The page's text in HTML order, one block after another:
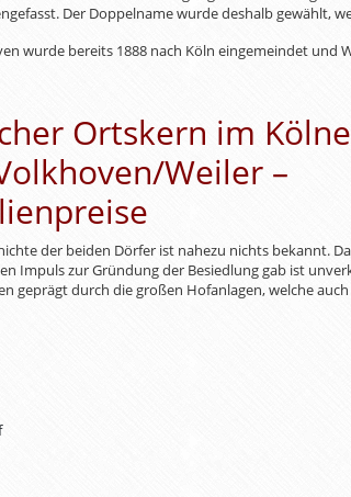
Der Doppelname wurde deshalb gewählt,
wurde bereits 1888 nach Köln eingemeindet und
Ortskern im
Weiler –
der beiden Dörfer ist nahezu nichts bekannt.
Impuls zur Gründung der Besiedlung gab ist
geprägt durch die großen Hofanlagen, welche